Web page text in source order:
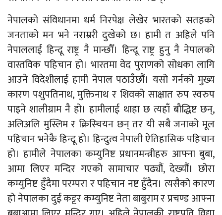
नेपालको संविधानमा धर्म निरपेक्ष लेखेर भारतको सतहको
जनताको मन भने नराम्ररी दुखेको छ। हामी त अहिले पनि
नेपाललाई हिन्दू राष्ट्र नै मान्छौँ। हिन्दू राष्ट्र हुनु नै नेपालको
वास्तविक पहिचान हो। भारतमा वेद पुराणको सोधका लागि
आउने विदेशीलाई हामी नेपाल पठाउँछौं। यसो गर्नको मुख्य
कारण पशुपतिनाथ, मुक्तिनाथ र शिवको साक्षात रुप स्वरुप
पाइने शालीग्राम नै हो। हामीलाई थाहा छ त्यहाँ बौद्धिष्ट छन्,
अलिअलि मुस्लिम र क्रिस्चियन छन् तर यी सबै जनाको मूल
पहिचान भनेकै हिन्दू हो। हिन्दुत्व नेपाली ऐतिहासिक पहिचान
हो। हामीले नेपालका कम्युनिष्ट प्रधानमन्त्रीहरु आफ्ना बुबा,
आमा लिएर मन्दिर गएको सामाचार पढ्यौं, देख्यौं। छोरा
कम्युनिष्ट हुँदैमा परम्परा र पहिचान नष्ट हुँदैन। त्यसैको कारण
हो नेपालका दुई कट्टर कम्युनिष्ट नेता बाबुराम र प्रचण्ड आफ्ना